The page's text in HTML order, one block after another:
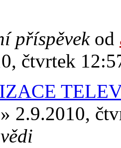
příspěvek od
čtvrtek
» 2.9.2010,